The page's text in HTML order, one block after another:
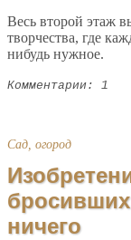
Весь второй этаж
творчества, где
нибудь нужное.
Комментарии: 1
Сад, огород
ничего